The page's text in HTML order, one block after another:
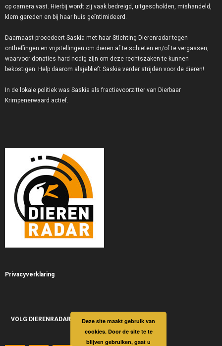
op camera vast. Hierbij wordt zij vaak bedreigd, uitgescholden, mishandeld,
klem gereden en bij haar huis geïntimideerd.
Daarnaast procedeert Saskia met haar Stichting Dierenradar tegen
ontheffingen en vrijstellingen om dieren af te schieten en/of te vergassen,
waarvoor donaties hard nodig zijn om deze rechtszaken te kunnen
bekostigen. Help daarom alsjeblieft Saskia verder strijden voor de dieren!
In de lokale politiek was Saskia als fractievoorzitter van Dierbaar
Krimpenerwaard actief.
Privacyverklaring
VOLG DIERENRADAR
Deze site maakt gebruik van
cookies. Door de site te te
blijven gebruiken, gaat u